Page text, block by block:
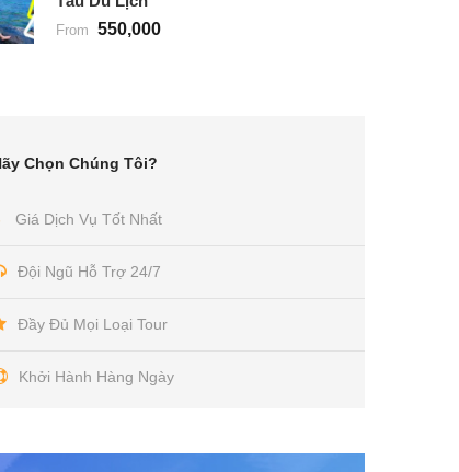
From 550,000
Chọn Chúng Tôi?
Giá Dịch Vụ Tốt Nhất
Đội Ngũ Hỗ Trợ 24/7
Đầy Đủ Mọi Loại Tour
Khởi Hành Hàng Ngày